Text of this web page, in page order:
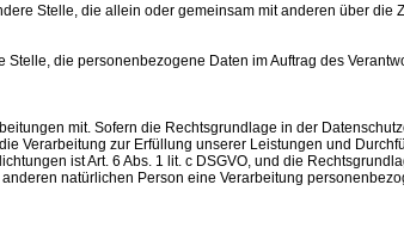
Stelle, die allein oder gemeinsam mit anderen über
die personenbezogene Daten im Auftrag des
mit. Sofern die Rechtsgrundlage in der
Verarbeitung zur Erfüllung unserer Leistungen und
ist Art. 6 Abs. 1 lit. c DSGVO, und die
natürlichen Person eine Verarbeitung